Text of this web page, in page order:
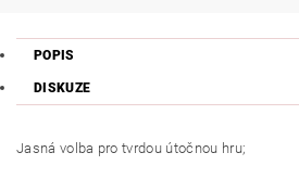
POPIS
DISKUZE
Jasná volba pro tvrdou útočnou hru;